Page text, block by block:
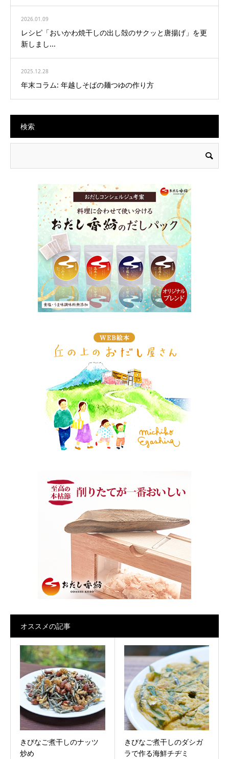
2026.01.09
レシピ「おいかわ焼干しの出し殻のサクッと唐揚げ」を更
新しまし...
2025.12.28
年末コラム: 年越しそばの麺つゆの作り方
検索
オススメの記事
きびなご煮干しのナッツ
炒め
きびなご煮干しのダシガ
ラで作る海鮮チヂミ